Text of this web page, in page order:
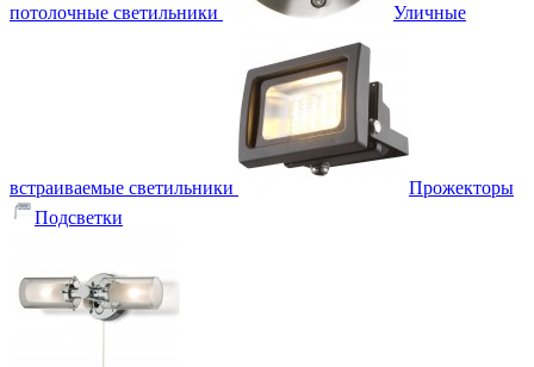
потолочные светильники Уличные
встраиваемые светильники
Прожекторы
Подсветки